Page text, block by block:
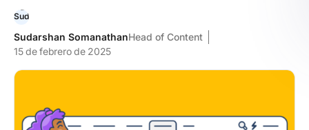
Sudarshan SomanathanHead of Content
15 de febrero de 2025